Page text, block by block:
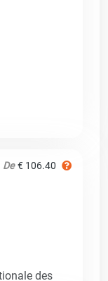
De € 106.40
des